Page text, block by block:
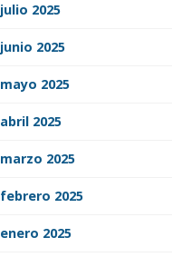
julio 2025
junio 2025
mayo 2025
abril 2025
marzo 2025
febrero 2025
enero 2025